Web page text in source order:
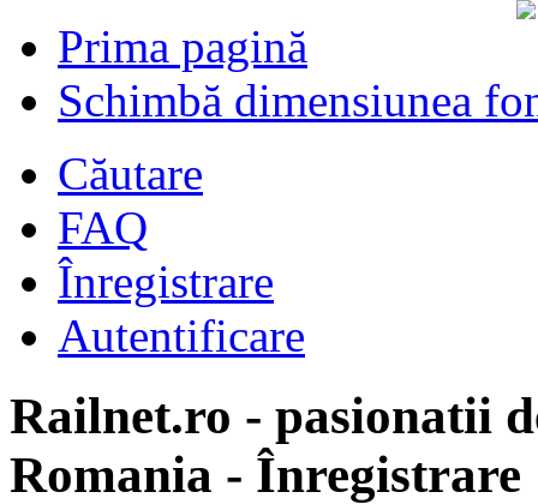
Prima pagină
Schimbă dimensiunea
Căutare
FAQ
Înregistrare
Autentificare
Railnet.ro - pasionatii
Romania - Înregistrare